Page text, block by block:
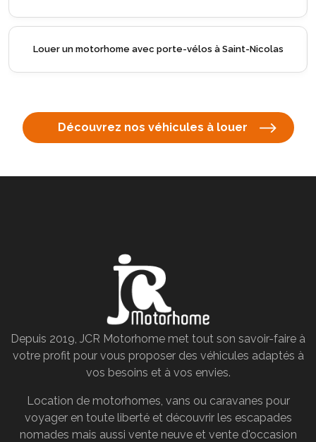
Louer un motorhome avec porte-vélos à Saint-Nicolas
Découvrez nos véhicules à louer
Depuis 2019, JCR Motorhome met tout son savoir-faire à
votre profit pour vous proposer des véhicules adaptés à
vos besoins et à vos envies.
Location de motorhomes, vans ou caravanes pour
voyager en toute liberté et découvrir les escapades
nomades mais aussi vente neuve et vente d'occasion